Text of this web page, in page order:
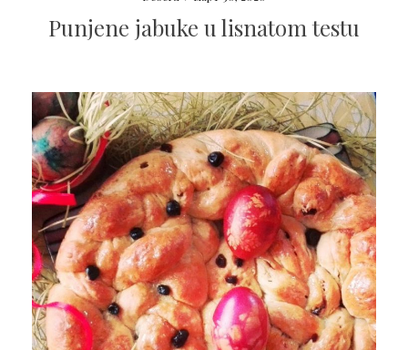
Punjene jabuke u lisnatom testu